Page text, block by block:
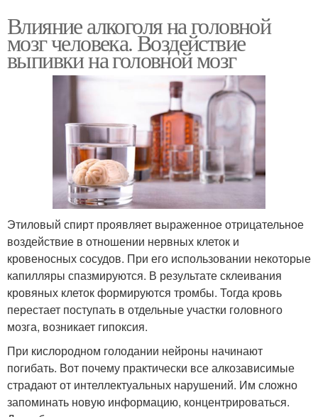
Влияние алкоголя на головной
мозг человека. Воздействие
выпивки на головной мозг
Этиловый спирт проявляет выраженное отрицательное
воздействие в отношении нервных клеток и
кровеносных сосудов. При его использовании некоторые
капилляры спазмируются. В результате склеивания
кровяных клеток формируются тромбы. Тогда кровь
перестает поступать в отдельные участки головного
мозга, возникает гипоксия.
При кислородном голодании нейроны начинают
погибать. Вот почему практически все алкозависимые
страдают от интеллектуальных нарушений. Им сложно
запоминать новую информацию, концентрироваться.